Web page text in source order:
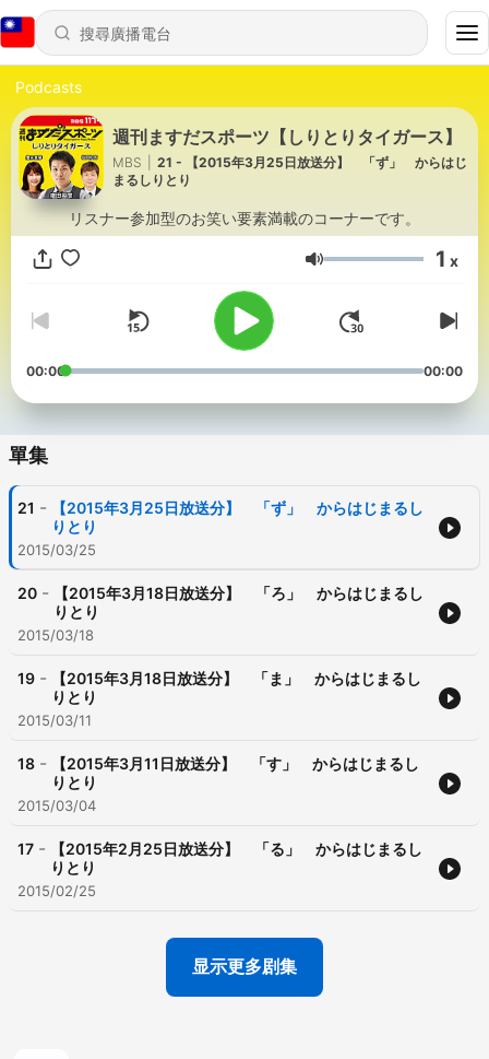
Podcasts
週刊ますだスポーツ【しりとりタイガース】
MBS
21 - 【2015年3月25日放送分】 「ず」 からはじ
まるしりとり
リスナー参加型のお笑い要素満載のコーナーです。
音量 1 x
00:00 00:00
單集
21 -
【2015年3月25日放送分】 「ず」 からはじまるし
りとり
2015/03/25
20 -
【2015年3月18日放送分】 「ろ」 からはじまるし
りとり
2015/03/18
19 -
【2015年3月18日放送分】 「ま」 からはじまるし
りとり
2015/03/11
18 -
【2015年3月11日放送分】 「す」 からはじまるし
りとり
2015/03/04
17 -
【2015年2月25日放送分】 「る」 からはじまるし
りとり
2015/02/25
显示更多剧集